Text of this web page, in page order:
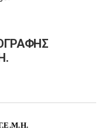
Γ.Ε.Μ.Η.